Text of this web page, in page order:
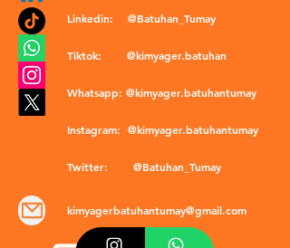
Linkedin: @Batuhan_Tumay
Tiktok: @kimyager.batuhan
Whatsapp: @kimyager.batuhantumay
Instagram: @kimyager.batuhantumay
Twitter: @Batuhan_Tumay
kimyagerbatuhantumay@gmail.com